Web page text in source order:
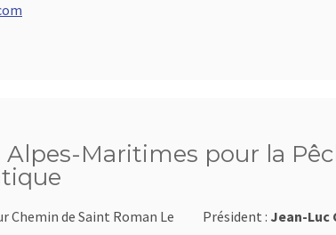
Alpes-Maritimes pour la
Chemin de Saint Roman Le
Président : Jean-Luc